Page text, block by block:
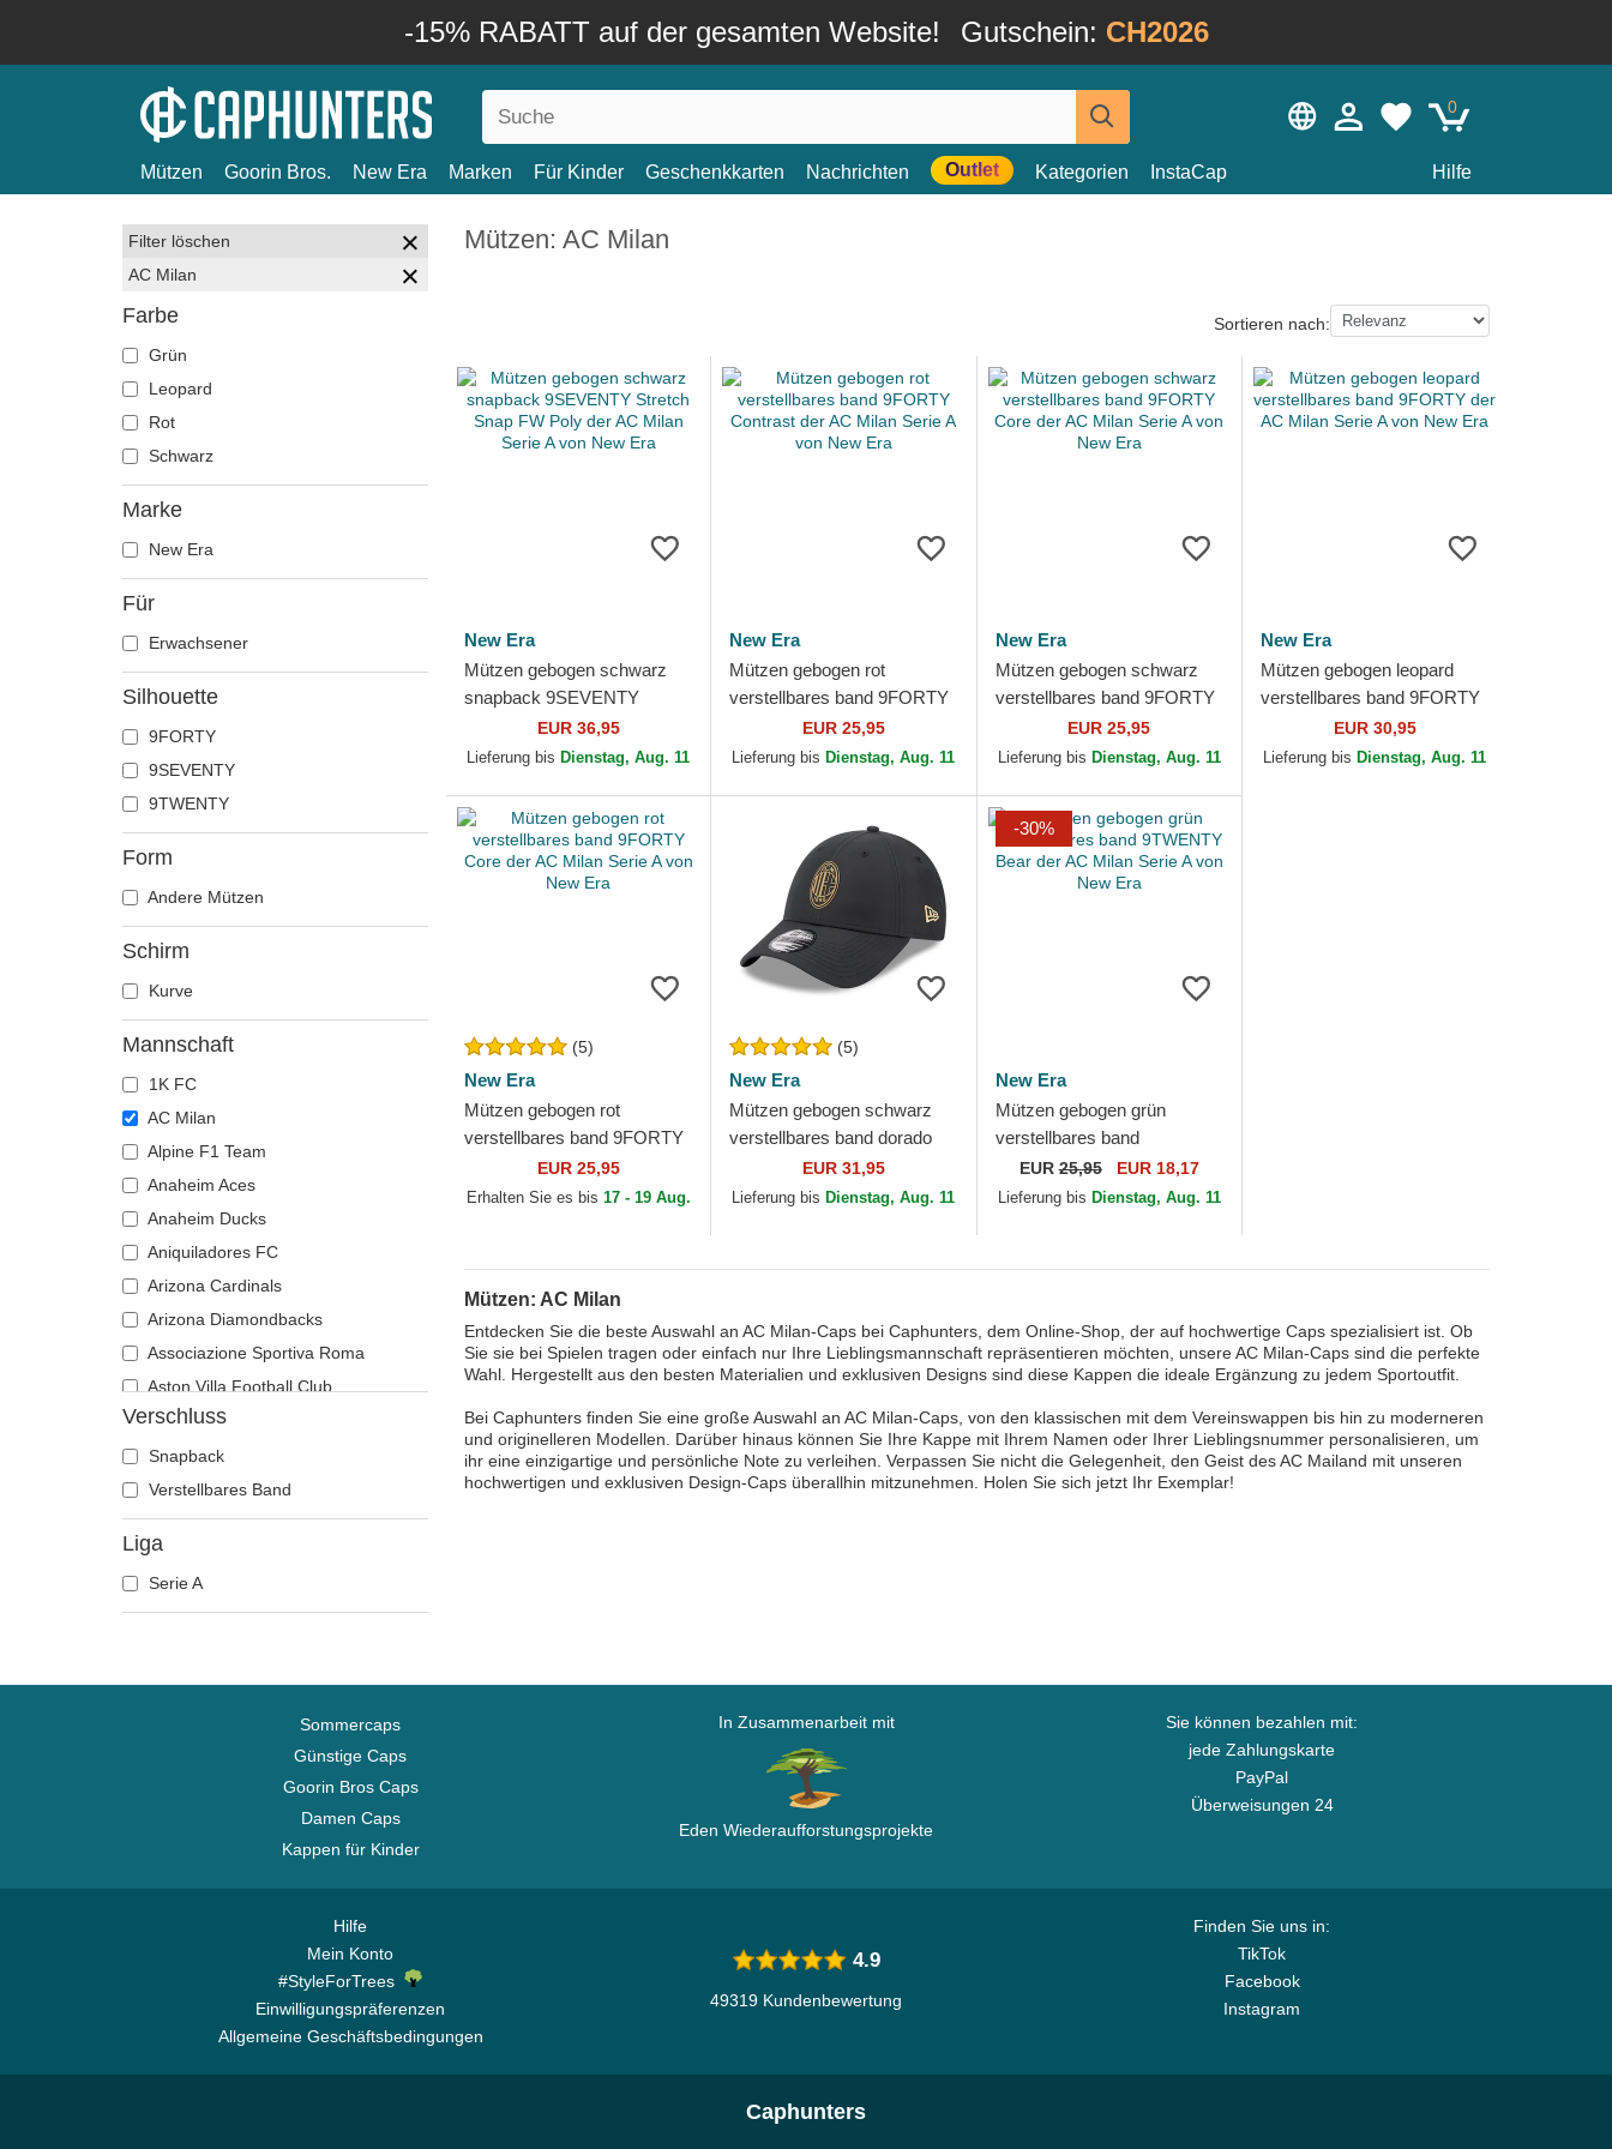
-15% RABATT auf der gesamten Website! Gutschein: CH2026
0
Mützen Goorin Bros. New Era Marken Für Kinder Geschenkkarten Nachrichten Outlet Kategorien InstaCap Hilfe
Filter löschen
AC Milan
Farbe
Grün
Leopard
Rot
Schwarz
Marke
New Era
Für
Erwachsener
Silhouette
9FORTY
9SEVENTY
9TWENTY
Form
Andere Mützen
Schirm
Kurve
Mannschaft
1K FC
AC Milan
Alpine F1 Team
Anaheim Aces
Anaheim Ducks
Aniquiladores FC
Arizona Cardinals
Arizona Diamondbacks
Associazione Sportiva Roma
Aston Villa Football Club
Atlanta Braves
Atlanta Falcons
Boston Bruins
Boston Celtics
Boston Red Sox
Brooklyn Nets
Chicago Bears
Chicago Blackhawks
Cincinnati Bengals
Verschluss
Snapback
Verstellbares Band
Liga
Serie A
Mützen: AC Milan
Sortieren nach:
New Era
Mützen gebogen schwarz
snapback 9SEVENTY
Stretch Snap FW Poly der
AC Milan Serie A von New
EUR 36,95
Lieferung bis Dienstag, Aug. 11
New Era
Mützen gebogen rot
verstellbares band 9FORTY
Contrast der AC Milan Serie
A von New Era
EUR 25,95
Lieferung bis Dienstag, Aug. 11
New Era
Mützen gebogen schwarz
verstellbares band 9FORTY
Core der AC Milan Serie A
von New Era
EUR 25,95
Lieferung bis Dienstag, Aug. 11
New Era
Mützen gebogen leopard
verstellbares band 9FORTY
der AC Milan Serie A von
New Era
EUR 30,95
Lieferung bis Dienstag, Aug. 11
(5)
New Era
Mützen gebogen rot
verstellbares band 9FORTY
Core der AC Milan Serie A
von New Era
EUR 25,95
Erhalten Sie es bis 17 - 19 Aug.
(5)
New Era
Mützen gebogen schwarz
verstellbares band dorado
9FORTY der AC Milan Serie
A von New Era
EUR 31,95
Lieferung bis Dienstag, Aug. 11
-30%
New Era
Mützen gebogen grün
verstellbares band
9TWENTY Bear der AC
Milan Serie A von New Era
EUR25,95 EUR 18,17
Lieferung bis Dienstag, Aug. 11
Mützen: AC Milan
Entdecken Sie die beste Auswahl an AC Milan-Caps bei Caphunters, dem Online-Shop, der auf hochwertige Caps spezialisiert ist. Ob
Sie sie bei Spielen tragen oder einfach nur Ihre Lieblingsmannschaft repräsentieren möchten, unsere AC Milan-Caps sind die perfekte
Wahl. Hergestellt aus den besten Materialien und exklusiven Designs sind diese Kappen die ideale Ergänzung zu jedem Sportoutfit.
Bei Caphunters finden Sie eine große Auswahl an AC Milan-Caps, von den klassischen mit dem Vereinswappen bis hin zu moderneren
und originelleren Modellen. Darüber hinaus können Sie Ihre Kappe mit Ihrem Namen oder Ihrer Lieblingsnummer personalisieren, um
ihr eine einzigartige und persönliche Note zu verleihen. Verpassen Sie nicht die Gelegenheit, den Geist des AC Mailand mit unseren
hochwertigen und exklusiven Design-Caps überallhin mitzunehmen. Holen Sie sich jetzt Ihr Exemplar!
Sommercaps
Günstige Caps
Goorin Bros Caps
Damen Caps
Kappen für Kinder
In Zusammenarbeit mit
Eden Wiederaufforstungsprojekte
Sie können bezahlen mit:
jede Zahlungskarte
PayPal
Überweisungen 24
Hilfe
Mein Konto
#StyleForTrees
Einwilligungspräferenzen
Allgemeine Geschäftsbedingungen
Finden Sie uns in:
TikTok
Facebook
Instagram
4.9
49319 Kundenbewertung
Caphunters